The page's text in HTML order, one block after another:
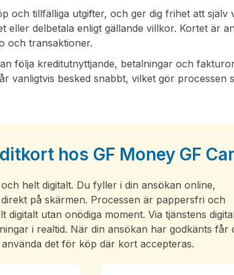
och tillfälliga utgifter, och ger dig frihet att själv
eller delbetala enligt gällande villkor. Kortet är
och transaktioner.
följa kreditutnyttjande, betalningar och
vanligtvis besked snabbt, vilket gör processen
hos GF Money GF
helt digitalt. Du fyller i din ansökan online,
på skärmen. Processen är pappersfri och
utan onödiga moment. Via tjänstens
i realtid. När din ansökan har godkänts får
det för köp där kort accepteras.